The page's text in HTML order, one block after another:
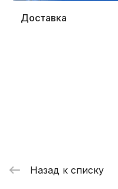
Доставка
Назад к списку